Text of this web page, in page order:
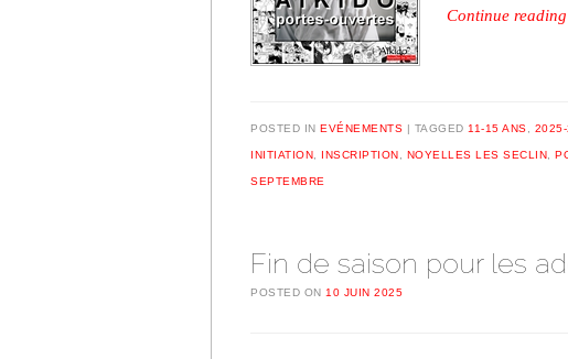
Continue reading
POSTED IN EVÉNEMENTS TAGGED 11-15 ANS
INITIATION INSCRIPTION NOYELLES LES SECLIN
SEPTEMBRE
Fin de saison pour les
POSTED ON 10 JUIN 2025